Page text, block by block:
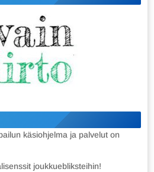
käsiohjelma ja palvelut on
joukkuebliksteihin!